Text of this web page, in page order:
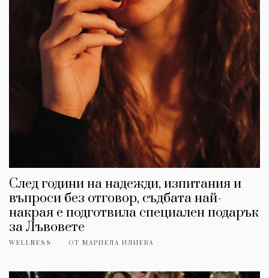
След години на надежди, изпитания и
въпроси без отговор, съдбата най-
накрая е подготвила специален подарък
за Лъвовете
WELLNESS ОТ МАРИЕЛА ИЛИЕВА